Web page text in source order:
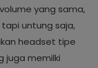
yang sama,
untung saja,
headset tipe
juga memilki